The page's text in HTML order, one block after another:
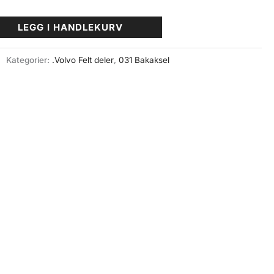
LEGG I HANDLEKURV
Kategorier: .Volvo Felt deler,031 Bakaksel